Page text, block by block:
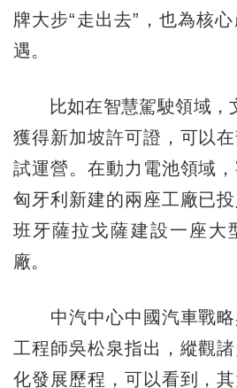
牌大步“走出去”，也為核
遇。
比如在智慧駕駛領域，
獲得新加坡許可證，可以
試運營。在動力電池領域
匈牙利新建的兩座工廠已
班牙薩拉戈薩建設一座大
廠。
中汽中心中國汽車戰略
工程師吳松泉指出，縱觀
化發展歷程，可以看到，